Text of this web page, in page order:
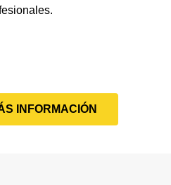
INFORMACIÓN